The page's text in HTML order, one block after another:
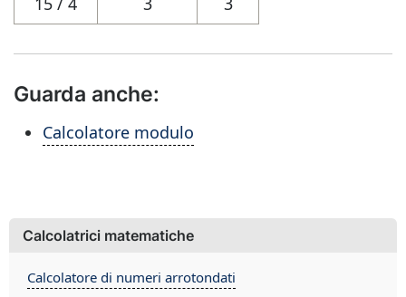
Guarda anche:
Calcolatore modulo
Calcolatrici matematiche
Calcolatore di numeri arrotondati